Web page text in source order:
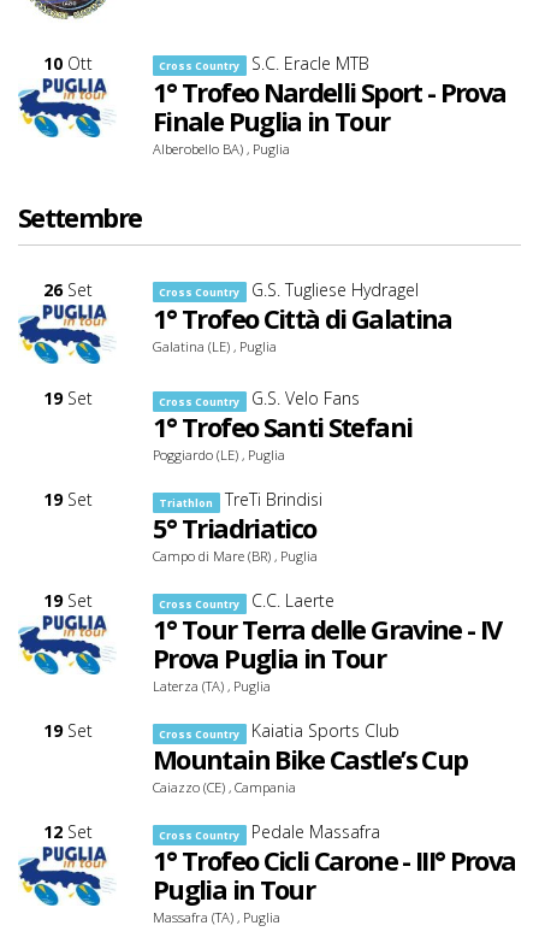
10Ott Cross Country S.C. Eracle MTB
1° Trofeo Nardelli Sport - Prova
Finale Puglia in Tour
Alberobello BA) , Puglia
Settembre
26Set Cross Country G.S. Tugliese Hydragel
1° Trofeo Città di Galatina
Galatina (LE) , Puglia
19Set Cross Country G.S. Velo Fans
1° Trofeo Santi Stefani
Poggiardo (LE) , Puglia
19Set Triathlon TreTi Brindisi
5° Triadriatico
Campo di Mare (BR) , Puglia
19Set Cross Country C.C. Laerte
1° Tour Terra delle Gravine - IV
Prova Puglia in Tour
Laterza (TA) , Puglia
19Set Cross Country Kaiatia Sports Club
Mountain Bike Castle’s Cup
Caiazzo (CE) , Campania
12Set Cross Country Pedale Massafra
1° Trofeo Cicli Carone - III° Prova
Puglia in Tour
Massafra (TA) , Puglia